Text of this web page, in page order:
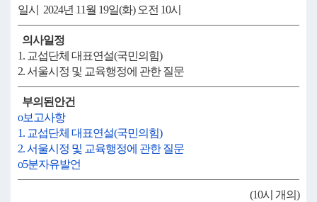
일시 2024년 11월 19일(화) 오전 10시
의사일정
1. 교섭단체 대표연설(국민의힘)
2. 서울시정 및 교육행정에 관한 질문
부의된안건
o보고사항
1. 교섭단체 대표연설(국민의힘)
2. 서울시정 및 교육행정에 관한 질문
o5분자유발언
(10시 개의)